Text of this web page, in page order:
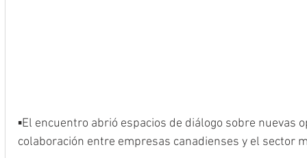
▪️El encuentro abrió espacios de diálogo sobre nuevas
colaboración entre empresas canadienses y el sector